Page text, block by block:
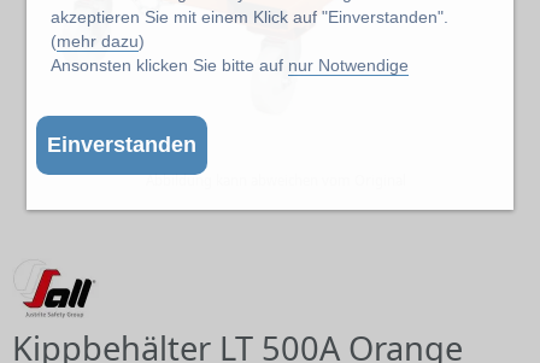
akzeptieren Sie mit einem Klick auf "Einverstanden".
(mehr dazu)
Ansonsten klicken Sie bitte auf nur Notwendige
Einverstanden
Abbildung kann abweichen vom Original
Kippbehälter LT 500A Orange